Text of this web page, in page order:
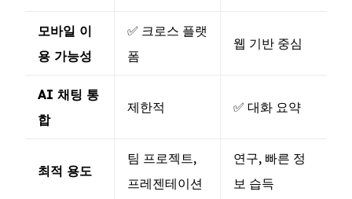
모바일 이
용 가능성
✅ 크로스 플랫
폼
웹 기반 중심
AI 채팅 통
합
제한적 ✅ 대화 요약
최적 용도
팀 프로젝트,
프레젠테이션
연구, 빠른 정
보 습득